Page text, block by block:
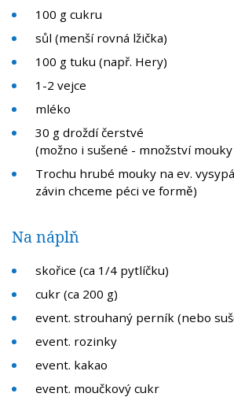
100 g cukru
sůl (menší rovná lžička)
100 g tuku (např. Hery)
1-2 vejce
mléko
30 g droždí čerstvé
(možno i sušené - množství
Trochu hrubé mouky na ev.
závin chceme péci ve formě)
Na náplň
skořice (ca 1/4 pytlíčku)
cukr (ca 200 g)
event. strouhaný perník (nebo
event. rozinky
event. kakao
event. moučkový cukr